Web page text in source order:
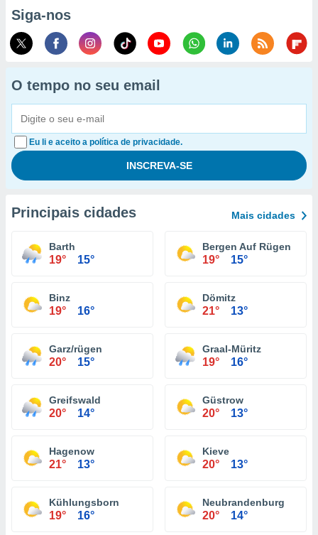
Siga-nos
O tempo no seu email
Eu li e aceito a política de privacidade.
Principais cidades Mais cidades
Barth
19° 15°
Bergen Auf Rügen
19° 15°
Binz
19° 16°
Dömitz
21° 13°
Garz/rügen
20° 15°
Graal-Müritz
19° 16°
Greifswald
20° 14°
Güstrow
20° 13°
Hagenow
21° 13°
Kieve
20° 13°
Kühlungsborn
19° 16°
Neubrandenburg
20° 14°